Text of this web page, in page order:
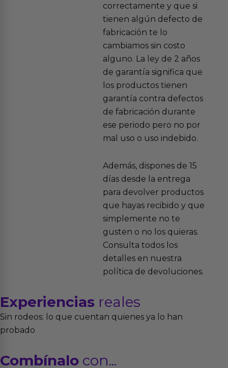
correctamente y que si
tienen algún defecto de
fabricación te lo
cambiamos sin costo
alguno. La ley de 2 años
de garantía significa que
los productos tienen
garantía contra defectos
de fabricación durante
ese periodo pero no por
mal uso o uso indebido.
Además, dispones de 15
días desde la entrega
para devolver productos
que hayas recibido y que
simplemente no te
gusten o no los quieras.
Consulta todos los
detalles en nuestra
política de devoluciones.
Experiencias reales
Sin rodeos: lo que cuentan quienes ya lo han
probado
Combínalo con...